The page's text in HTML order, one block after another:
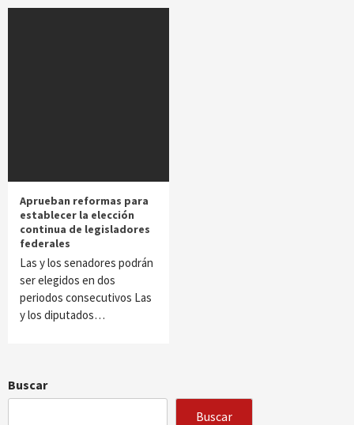
Aprueban reformas para
establecer la elección
continua de legisladores
federales
Las y los senadores podrán
ser elegidos en dos
periodos consecutivos Las
y los diputados…
Buscar
Buscar